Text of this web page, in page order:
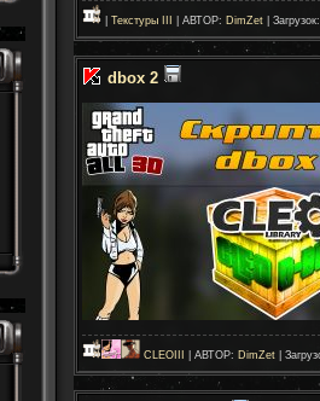
Текстуры III | АВТОР: DimZet |
dbox 2
CLEOIII | АВТОР: DimZet |